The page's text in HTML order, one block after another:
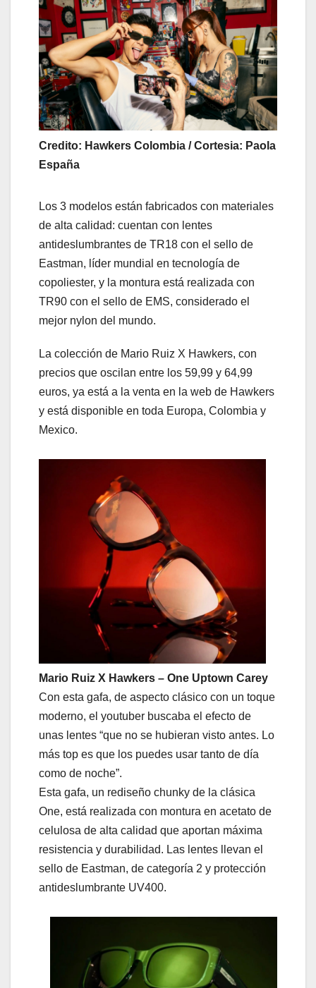
Credito: Hawkers Colombia / Cortesia: Paola
España
Los 3 modelos están fabricados con materiales
de alta calidad: cuentan con lentes
antideslumbrantes de TR18 con el sello de
Eastman, líder mundial en tecnología de
copoliester, y la montura está realizada con
TR90 con el sello de EMS, considerado el
mejor nylon del mundo.
La colección de Mario Ruiz X Hawkers, con
precios que oscilan entre los 59,99 y 64,99
euros, ya está a la venta en la web de Hawkers
y está disponible en toda Europa, Colombia y
Mexico.
Mario Ruiz X Hawkers – One Uptown Carey
Con esta gafa, de aspecto clásico con un toque
moderno, el youtuber buscaba el efecto de
unas lentes “que no se hubieran visto antes. Lo
más top es que los puedes usar tanto de día
como de noche”.
Esta gafa, un rediseño chunky de la clásica
One, está realizada con montura en acetato de
celulosa de alta calidad que aportan máxima
resistencia y durabilidad. Las lentes llevan el
sello de Eastman, de categoría 2 y protección
antideslumbrante UV400.